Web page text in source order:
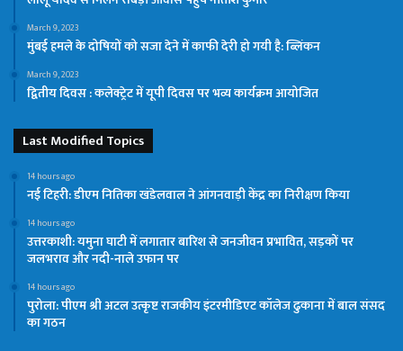
March 9, 2023
मुंबई हमले के दोषियों को सजा देने में काफी देरी हो गयी है: ब्लिंकन
March 9, 2023
द्वितीय दिवस : कलेक्ट्रेट में यूपी दिवस पर भव्य कार्यक्रम आयोजित
Last Modified Topics
14 hours ago
नई टिहरी: डीएम नितिका खंडेलवाल ने आंगनवाड़ी केंद्र का निरीक्षण किया
14 hours ago
उत्तरकाशी: यमुना घाटी में लगातार बारिश से जनजीवन प्रभावित, सड़कों पर
जलभराव और नदी-नाले उफान पर
14 hours ago
पुरोला: पीएम श्री अटल उत्कृष्ट राजकीय इंटरमीडिएट कॉलेज ढुकाना में बाल संसद
का गठन